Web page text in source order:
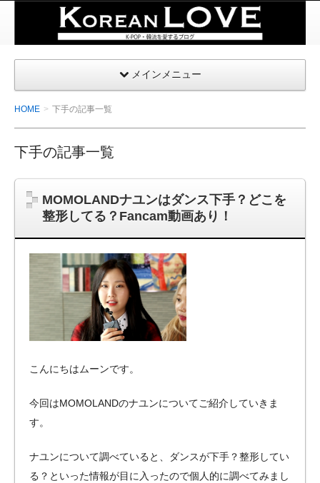
POP・
韓国を
| コリ
アンラ
ブ
メインメニュー
HOME 下手の記事一覧
下手の記事一覧
MOMOLANDナユンはダンス下手？どこを
整形してる？Fancam動画あり！
こんにちはムーンです。
今回はMOMOLANDのナユンについてご紹介していきま
す。
ナユンについて調べていると、ダンスが下手？整形してい
る？といった情報が目に入ったので個人的に調べてみまし